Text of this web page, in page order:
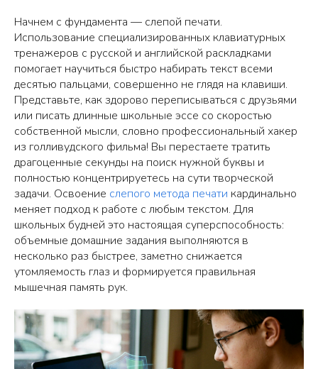
Начнем с фундамента — слепой печати.
Использование специализированных клавиатурных
тренажеров с русской и английской раскладками
помогает научиться быстро набирать текст всеми
десятью пальцами, совершенно не глядя на клавиши.
Представьте, как здорово переписываться с друзьями
или писать длинные школьные эссе со скоростью
собственной мысли, словно профессиональный хакер
из голливудского фильма! Вы перестаете тратить
драгоценные секунды на поиск нужной буквы и
полностью концентрируетесь на сути творческой
задачи. Освоение слепого метода печати кардинально
меняет подход к работе с любым текстом. Для
школьных будней это настоящая суперспособность:
объемные домашние задания выполняются в
несколько раз быстрее, заметно снижается
утомляемость глаз и формируется правильная
мышечная память рук.